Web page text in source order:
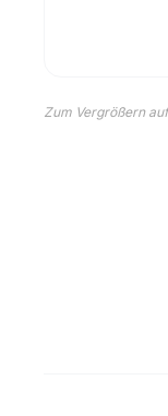
Zum Vergrößern